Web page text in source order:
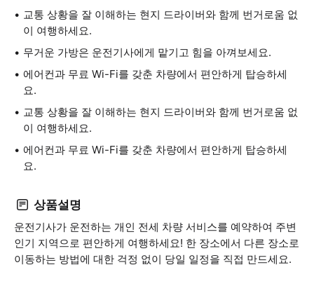
교통 상황을 잘 이해하는 현지 드라이버와 함께 번거로움 없
이 여행하세요.
무거운 가방은 운전기사에게 맡기고 힘을 아껴보세요.
에어컨과 무료 Wi-Fi를 갖춘 차량에서 편안하게 탑승하세
요.
교통 상황을 잘 이해하는 현지 드라이버와 함께 번거로움 없
이 여행하세요.
에어컨과 무료 Wi-Fi를 갖춘 차량에서 편안하게 탑승하세
요.
상품설명
운전기사가 운전하는 개인 전세 차량 서비스를 예약하여 주변
인기 지역으로 편안하게 여행하세요! 한 장소에서 다른 장소로
이동하는 방법에 대한 걱정 없이 당일 일정을 직접 만드세요.